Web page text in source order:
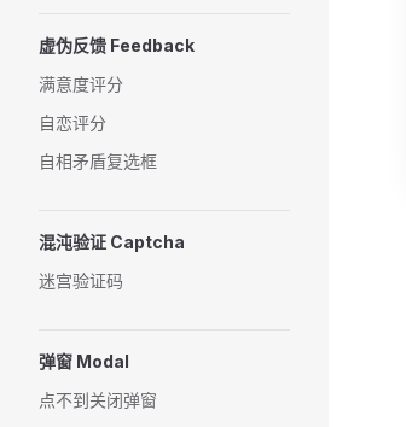
虚伪反馈 Feedback
满意度评分
自恋评分
自相矛盾复选框
混沌验证 Captcha
迷宫验证码
弹窗 Modal
点不到关闭弹窗